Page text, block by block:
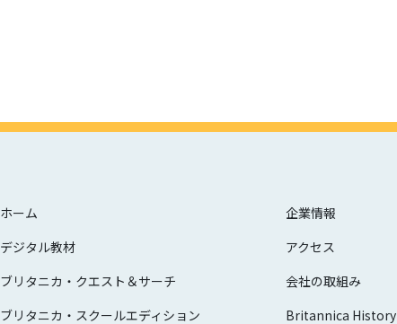
ホーム
デジタル教材
ブリタニカ・クエスト＆サーチ
ブリタニカ・スクールエディション
企業情報
アクセス
会社の取組み
Britannica History